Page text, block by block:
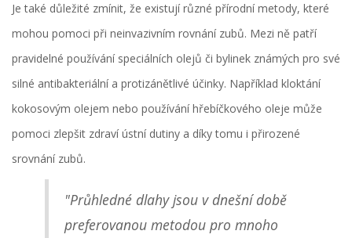
Je také důležité zmínit, že existují různé přírodní metody, které
mohou pomoci při neinvazivním rovnání zubů. Mezi ně patří
pravidelné používání speciálních olejů či bylinek známých pro své
silné antibakteriální a protizánětlivé účinky. Například kloktání
kokosovým olejem nebo používání hřebíčkového oleje může
pomoci zlepšit zdraví ústní dutiny a díky tomu i přirozené
srovnání zubů.
"Průhledné dlahy jsou v dnešní době
preferovanou metodou pro mnoho